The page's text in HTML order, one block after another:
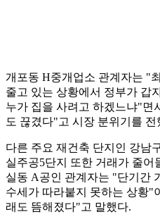
개포동 H중개업소 관계자는 "
줄고 있는 상황에서 정부가 갑
누가 집을 사려고 하겠느냐"면
도 끊겼다"고 시장 분위기를 전
다른 주요 재건축 단지인 강남
실주공5단지 또한 거래가 줄
실동 A공인 관계자는 "단기간
수세가 따라붙지 못하는 상황"
래도 뜸해졌다"고 말했다.